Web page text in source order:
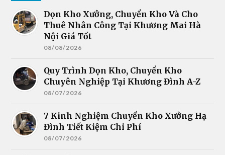
Dọn Kho Xưởng, Chuyển Kho Và Cho
Thuê Nhân Công Tại Khương Mai Hà
Nội Giá Tốt
08/08/2026
Quy Trình Dọn Kho, Chuyển Kho
Chuyên Nghiệp Tại Khương Đình A-Z
08/07/2026
7 Kinh Nghiệm Chuyển Kho Xưởng Hạ
Đình Tiết Kiệm Chi Phí
08/07/2026